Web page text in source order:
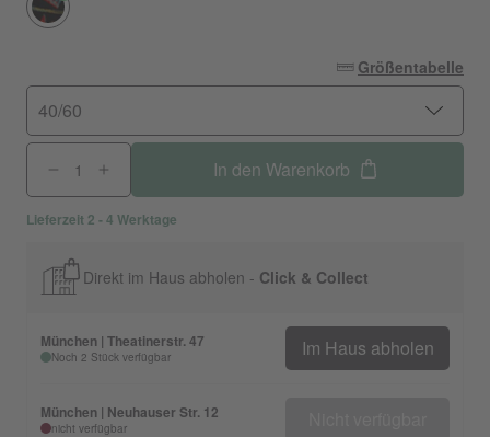
Größentabelle
40/60
In den Warenkorb
Lieferzeit 2 - 4 Werktage
Direkt im Haus abholen - Click & Collect
München | Theatinerstr. 47
Noch 2 Stück verfügbar Im Haus abholen
München | Neuhauser Str. 12
nicht verfügbar